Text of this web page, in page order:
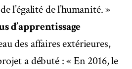
l’égalité de l’humanité. »
d’apprentissage
des affaires extérieures,
a débuté : « En 2016, le